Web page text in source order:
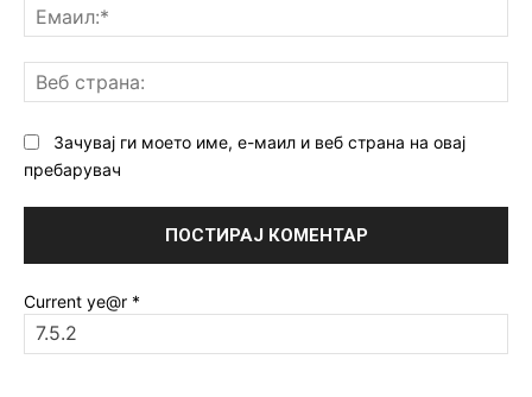
Зачувај ги моето име, е-маил и веб страна на овај
пребарувач
Current ye@r *